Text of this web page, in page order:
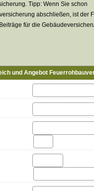
Tipp: Wenn Sie schon
abschließen, ist der
für die
und Angebot